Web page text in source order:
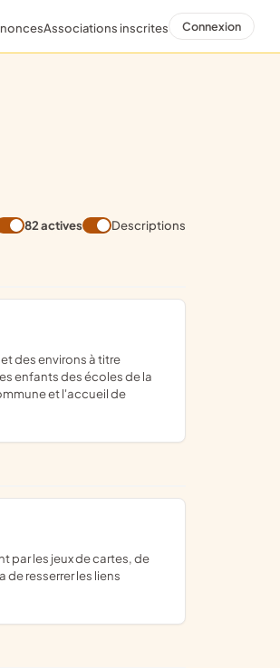
Associations inscrites Connexion
82 actives Descriptions
enfants des écoles de la
et l'accueil de
resserrer les liens